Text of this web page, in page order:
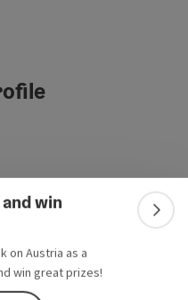
win
on Austria as a
win great prizes!